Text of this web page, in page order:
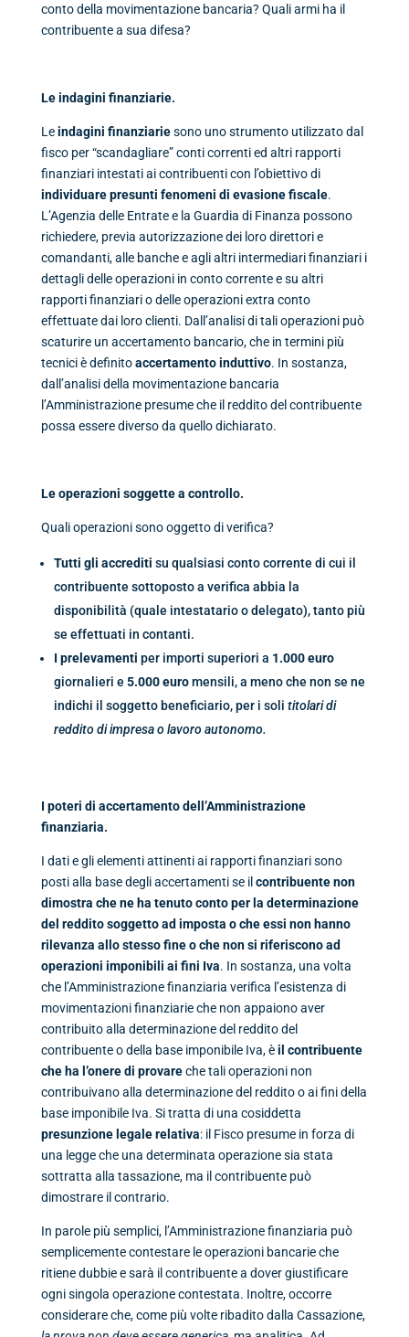
conto della movimentazione bancaria? Quali armi ha il
contribuente a sua difesa?
Le indagini finanziarie.
Leindagini finanziariesono uno strumento utilizzato dal
fisco per “scandagliare” conti correnti ed altri rapporti
finanziari intestati ai contribuenti con l’obiettivo di
individuare presunti fenomeni di evasione fiscale.
L’Agenzia delle Entrate e la Guardia di Finanza possono
richiedere, previa autorizzazione dei loro direttori e
comandanti, alle banche e agli altri intermediari finanziari i
dettagli delle operazioni in conto corrente e su altri
rapporti finanziari o delle operazioni extra conto
effettuate dai loro clienti. Dall’analisi di tali operazioni può
scaturire un accertamento bancario, che in termini più
tecnici è definitoaccertamento induttivo. In sostanza,
dall’analisi della movimentazione bancaria
l’Amministrazione presume che il reddito del contribuente
possa essere diverso da quello dichiarato.
Le operazioni soggette a controllo.
Quali operazioni sono oggetto di verifica?
Tutti gli accrediti su qualsiasi conto corrente di cui il
contribuente sottoposto a verifica abbia la
disponibilità (quale intestatario o delegato), tanto più
se effettuati in contanti.
I prelevamenti per importi superiori a 1.000 euro
giornalieri e 5.000 euromensili, a meno che non se ne
indichi il soggetto beneficiario, per i soli titolari di
reddito di impresa o lavoro autonomo.
I poteri di accertamento dell’Amministrazione
finanziaria.
I dati e gli elementi attinenti ai rapporti finanziari sono
posti alla base degli accertamenti se il contribuente non
dimostra che ne ha tenuto conto per la determinazione
del reddito soggetto ad imposta o che essi non hanno
rilevanza allo stesso fine o che non si riferiscono ad
operazioni imponibili ai fini Iva. In sostanza, una volta
che l’Amministrazione finanziaria verifica l’esistenza di
movimentazioni finanziarie che non appaiono aver
contribuito alla determinazione del reddito del
contribuente o della base imponibile Iva, èil contribuente
che ha l’onere di provareche tali operazioni non
contribuivano alla determinazione del reddito o ai fini della
base imponibile Iva. Si tratta di una cosiddetta
presunzione legale relativa: il Fisco presume in forza di
una legge che una determinata operazione sia stata
sottratta alla tassazione, ma il contribuente può
dimostrare il contrario.
In parole più semplici, l’Amministrazione finanziaria può
semplicemente contestare le operazioni bancarie che
ritiene dubbie e sarà il contribuente a dover giustificare
ogni singola operazione contestata. Inoltre, occorre
considerare che, come più volte ribadito dalla Cassazione,